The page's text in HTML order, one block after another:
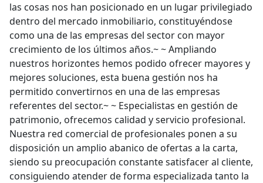
las cosas nos han posicionado en un lugar privilegiado
dentro del mercado inmobiliario, constituyéndose
como una de las empresas del sector con mayor
crecimiento de los últimos años.~ ~ Ampliando
nuestros horizontes hemos podido ofrecer mayores y
mejores soluciones, esta buena gestión nos ha
permitido convertirnos en una de las empresas
referentes del sector.~ ~ Especialistas en gestión de
patrimonio, ofrecemos calidad y servicio profesional.
Nuestra red comercial de profesionales ponen a su
disposición un amplio abanico de ofertas a la carta,
siendo su preocupación constante satisfacer al cliente,
consiguiendo atender de forma especializada tanto la